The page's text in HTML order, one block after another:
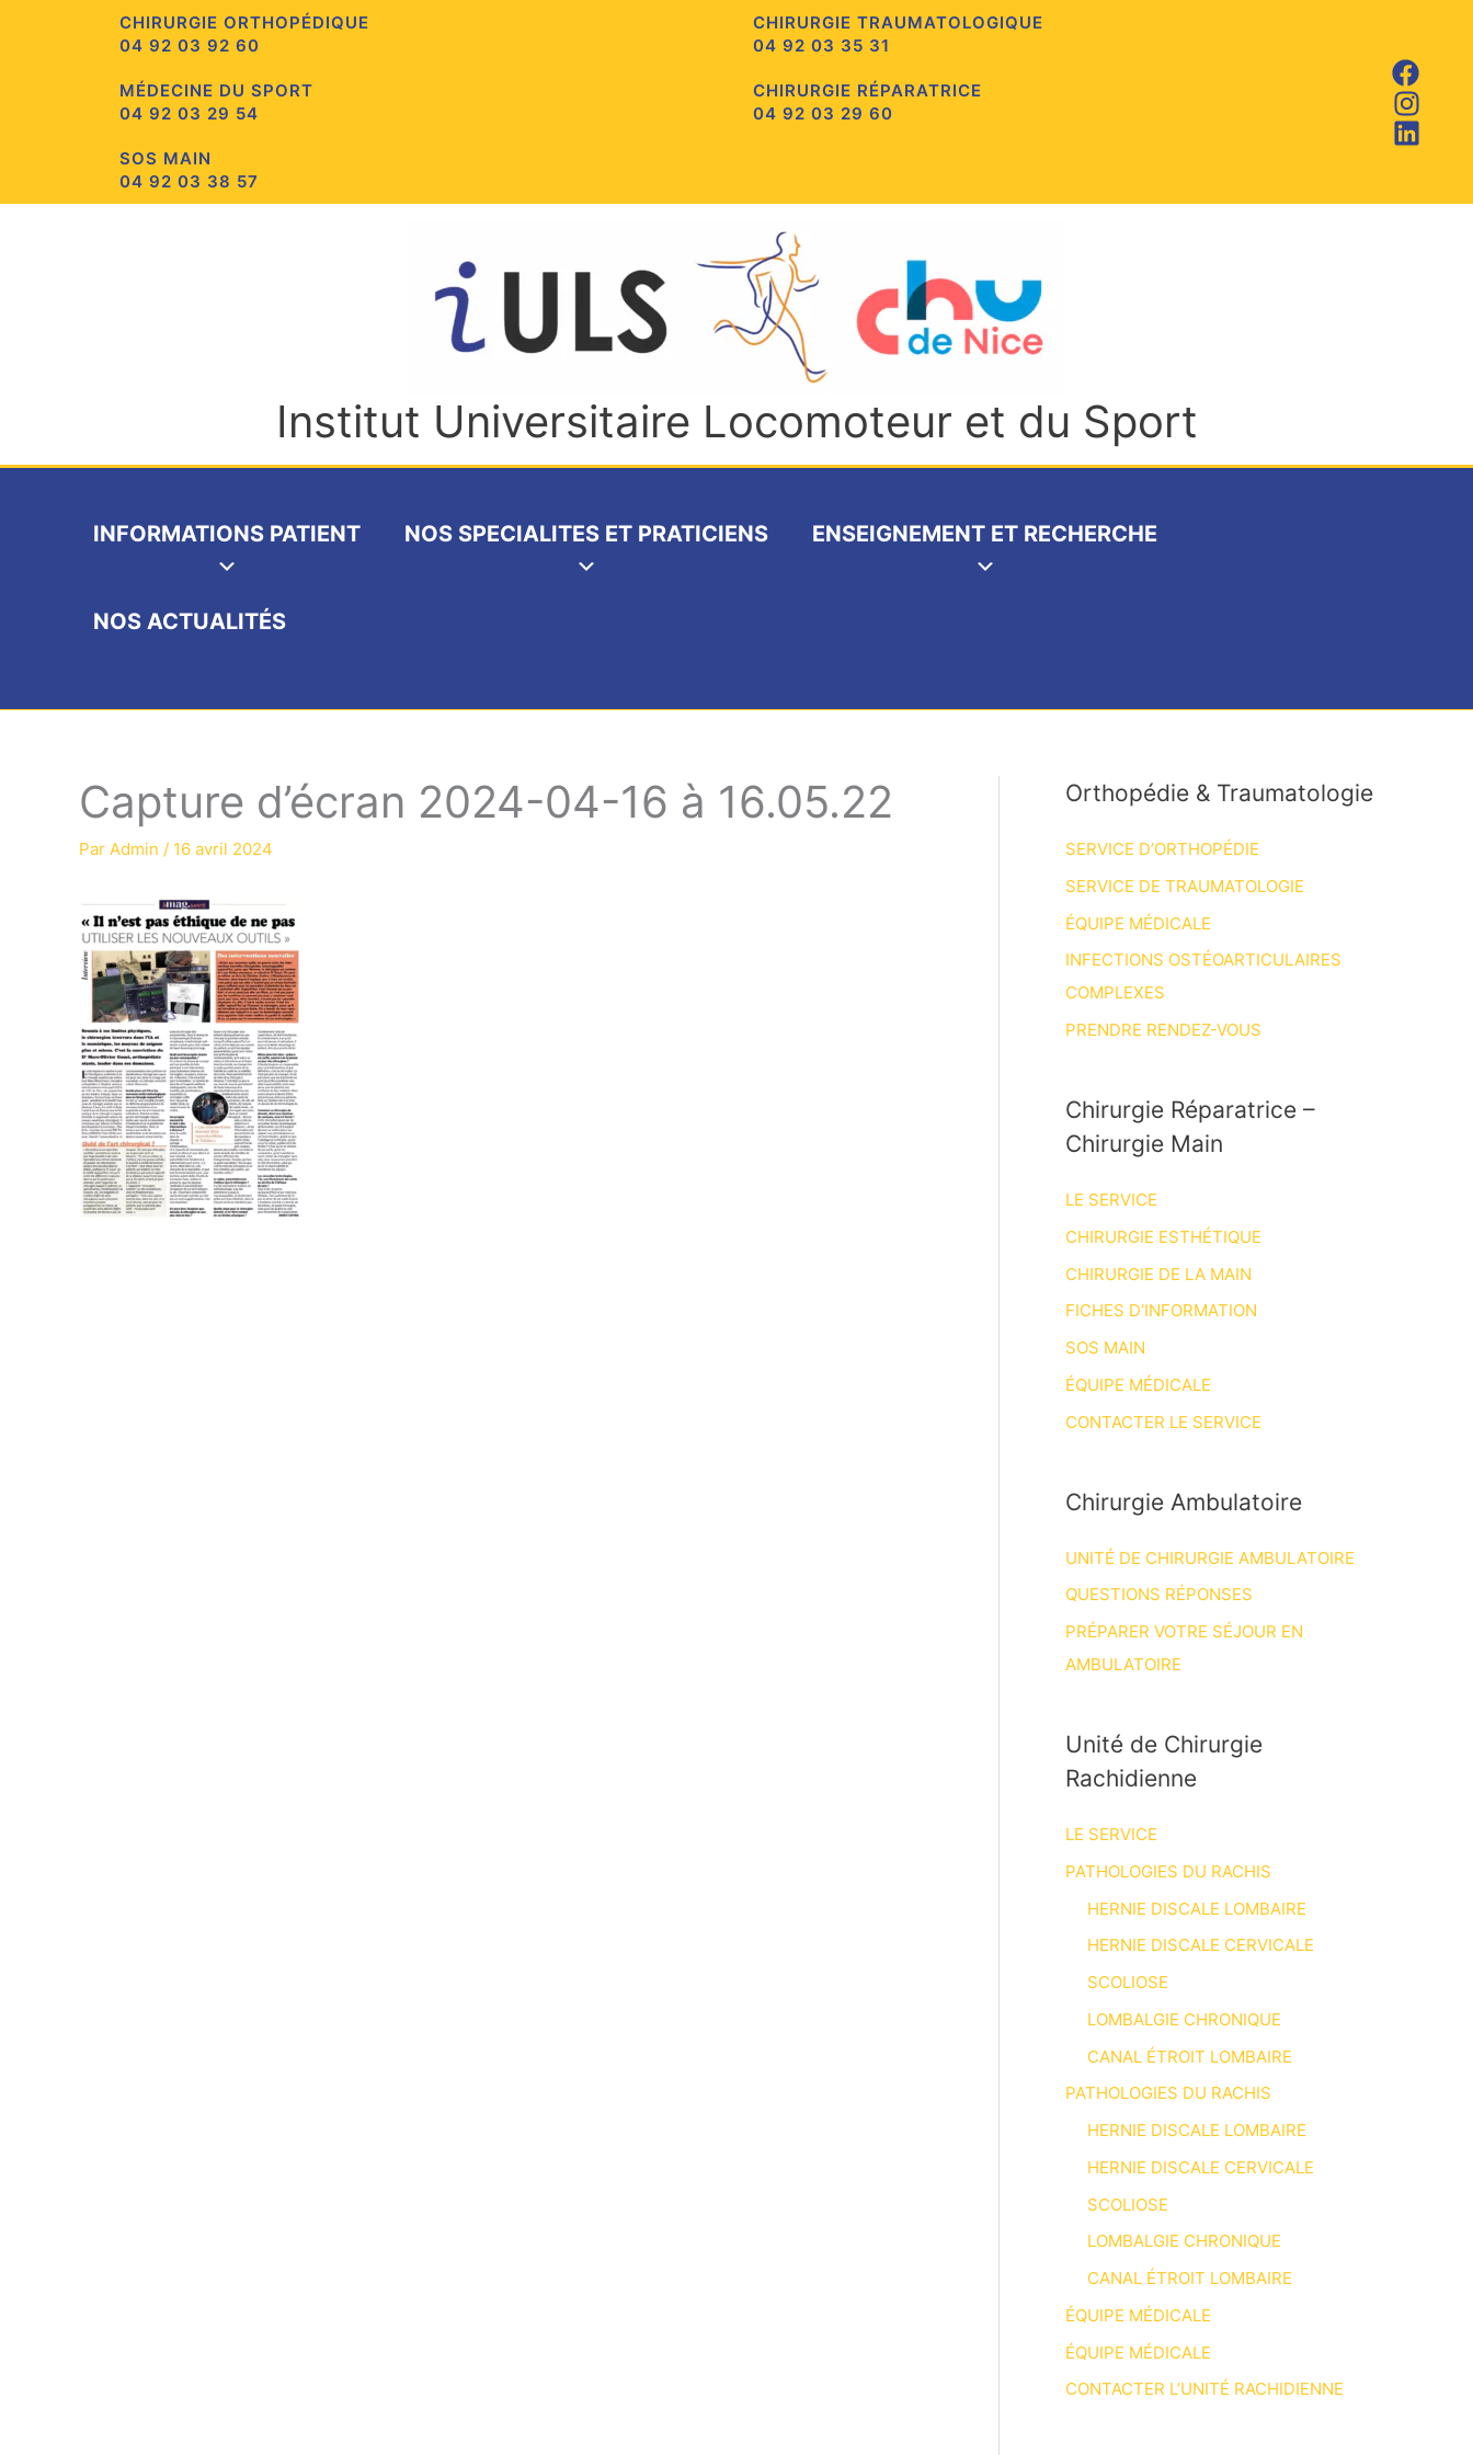
CHIRURGIE ORTHOPÉDIQUE
04 92 03 92 60
CHIRURGIE TRAUMATOLOGIQUE
04 92 03 35 31
MÉDECINE DU SPORT
04 92 03 29 54
CHIRURGIE RÉPARATRICE
04 92 03 29 60
SOS MAIN
04 92 03 38 57
Institut Universitaire Locomoteur et du Sport
INFORMATIONS PATIENT NOS SPECIALITES ET PRATICIENS ENSEIGNEMENT ET RECHERCHE
NOS ACTUALITÉS
Capture d’écran 2024-04-16 à 16.05.22
Par Admin / 16 avril 2024
Orthopédie & Traumatologie
SERVICE D’ORTHOPÉDIE
SERVICE DE TRAUMATOLOGIE
ÉQUIPE MÉDICALE
INFECTIONS OSTÉOARTICULAIRES
COMPLEXES
PRENDRE RENDEZ-VOUS
Chirurgie Réparatrice –
Chirurgie Main
LE SERVICE
CHIRURGIE ESTHÉTIQUE
CHIRURGIE DE LA MAIN
FICHES D’INFORMATION
SOS MAIN
ÉQUIPE MÉDICALE
CONTACTER LE SERVICE
Chirurgie Ambulatoire
UNITÉ DE CHIRURGIE AMBULATOIRE
QUESTIONS RÉPONSES
PRÉPARER VOTRE SÉJOUR EN
AMBULATOIRE
Unité de Chirurgie
Rachidienne
LE SERVICE
PATHOLOGIES DU RACHIS
HERNIE DISCALE LOMBAIRE
HERNIE DISCALE CERVICALE
SCOLIOSE
LOMBALGIE CHRONIQUE
CANAL ÉTROIT LOMBAIRE
PATHOLOGIES DU RACHIS
HERNIE DISCALE LOMBAIRE
HERNIE DISCALE CERVICALE
SCOLIOSE
LOMBALGIE CHRONIQUE
CANAL ÉTROIT LOMBAIRE
ÉQUIPE MÉDICALE
ÉQUIPE MÉDICALE
CONTACTER L’UNITÉ RACHIDIENNE